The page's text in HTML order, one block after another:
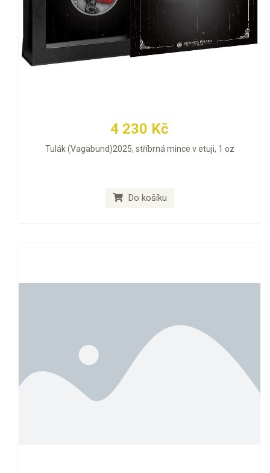
4 230 Kč
Tulák (Vagabund)2025, stříbrná mince v etuji, 1 oz
Do košíku